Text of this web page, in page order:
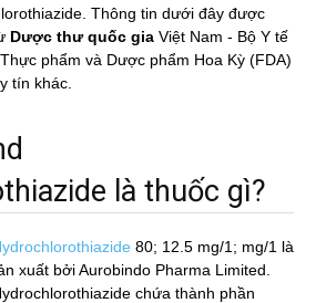
Thông tin dưới đây được
Dược thư quốc gia Việt Nam - Bộ Y tế
phẩm và Dược phẩm Hoa Kỳ (FDA)
tín khác.
là thuốc gì?
80; 12.5 mg/1; mg/1 là
xuất bởi Aurobindo Pharma Limited.
chứa thành phần